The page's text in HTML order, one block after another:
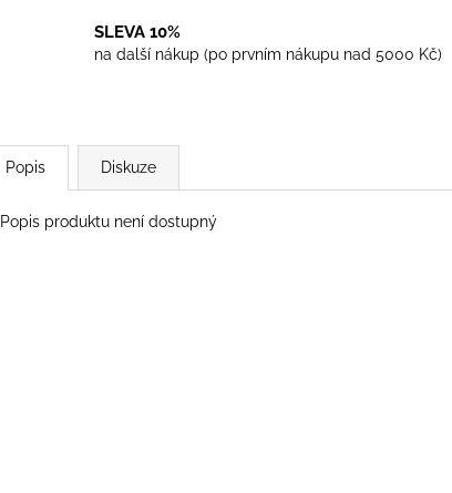
SLEVA 10%
na další nákup (po prvním nákupu nad 5000 Kč)
Popis Diskuze
Popis produktu není dostupný